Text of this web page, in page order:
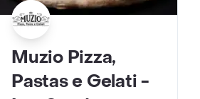
Muzio Pizza,
Pastas e Gelati -